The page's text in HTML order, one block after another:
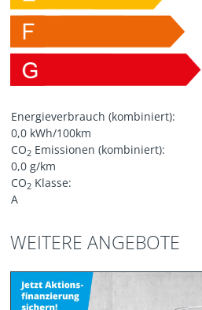
Energieverbrauch (kombiniert):
0,0 kWh/100km
CO2 Emissionen (kombiniert):
0,0 g/km
CO2 Klasse:
A
WEITERE ANGEBOTE